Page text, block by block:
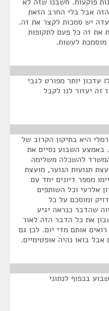
הזה אבל בלי החרב הזאת
יש סמכות לקצר את זה.
את זה כל פעם לתקופות
מוסמכת לעשות.
עדכון יותר מפורט לגבי
זה יעזור לנו לקבל
היא בתיקון הקרוב של
באמצע השבוע נסיים את
להשכלה משלימה
תנועות הנוער, מועצת
מספר דיונים יחד עם
אלרעי וכל השותפים
ומוסכם על כל
שהדבר כנראה יגיע
את כל הדבר הזה לאור
אותם מדי יום. לכן גם
בואו נהיה אופטימיים.
בכפוף לנתוני